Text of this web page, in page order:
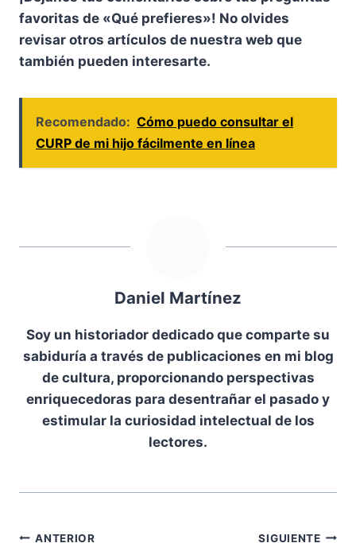
favoritas de «Qué prefieres»! No olvides
revisar otros artículos de nuestra web que
también pueden interesarte.
Recomendado: Cómo puedo consultar el
CURP de mi hijo fácilmente en línea
Daniel Martínez
Soy un historiador dedicado que comparte su
sabiduría a través de publicaciones en mi blog
de cultura, proporcionando perspectivas
enriquecedoras para desentrañar el pasado y
estimular la curiosidad intelectual de los
lectores.
ANTERIOR SIGUIENTE